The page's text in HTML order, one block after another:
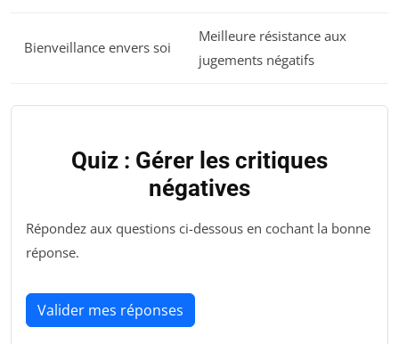
Bienveillance envers soi
Meilleure résistance aux
jugements négatifs
Quiz : Gérer les critiques
négatives
Répondez aux questions ci-dessous en cochant la bonne
réponse.
Valider mes réponses